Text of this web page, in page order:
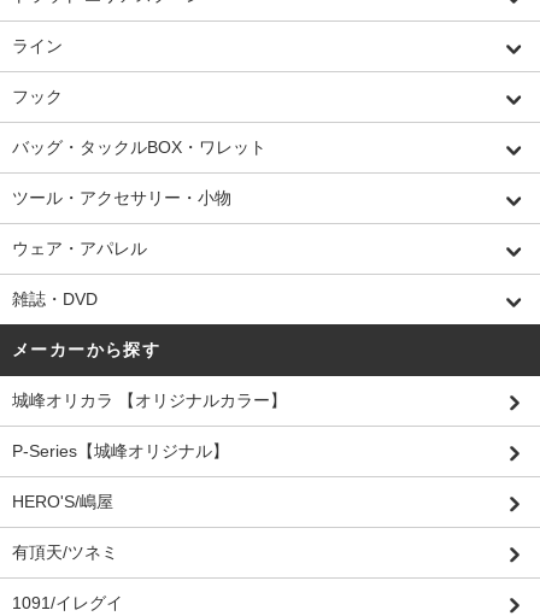
ライン
フック
バッグ・タックルBOX・ワレット
ツール・アクセサリー・小物
ウェア・アパレル
雑誌・DVD
メーカーから探す
城峰オリカラ 【オリジナルカラー】
P-Series【城峰オリジナル】
HERO'S/嶋屋
有頂天/ツネミ
1091/イレグイ